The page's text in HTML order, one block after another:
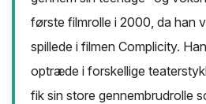
første filmrolle i 2000, da han
spillede i filmen Complicity.
optræde i forskellige
fik sin store gennembrudrolle